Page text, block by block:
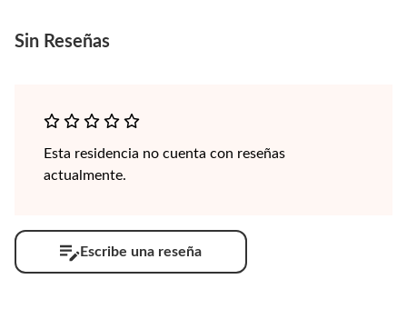
Sin Reseñas
Esta residencia no cuenta con reseñas
actualmente.
Escribe una reseña